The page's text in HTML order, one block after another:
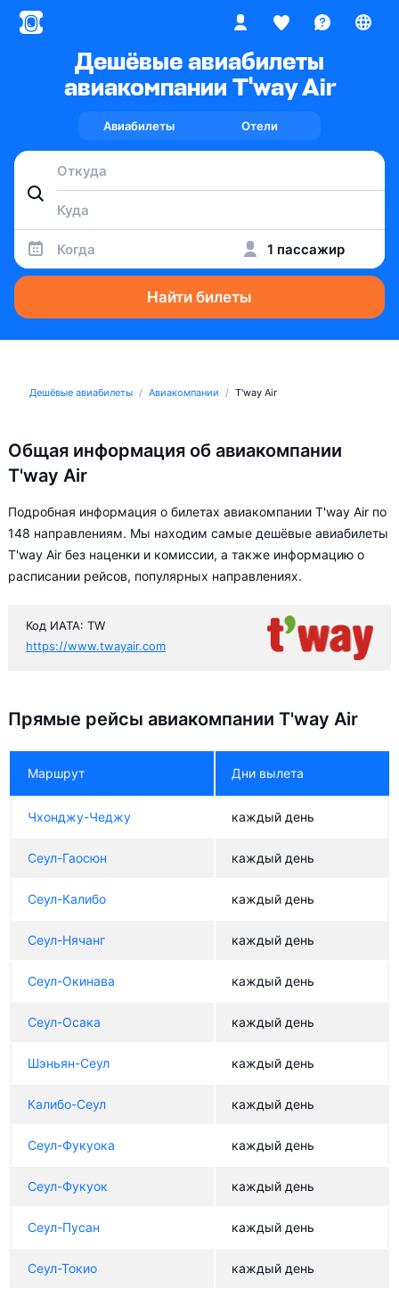
Дешёвые авиабилеты
авиакомпании T'way Air
Авиабилеты Отели
Когда 1 пассажир
Найти билеты
Дешёвые авиабилеты Авиакомпании T'way Air
Общая информация об авиакомпании
T'way Air
Подробная информация о билетах авиакомпании T'way Air по
148 направлениям. Мы находим самые дешёвые авиабилеты
T'way Air без наценки и комиссии, а также информацию о
расписании рейсов, популярных направлениях.
Код ИАТА: TW
https://www.twayair.com
Прямые рейсы авиакомпании T'way Air
Маршрут Дни вылета
Чхонджу-Чеджу каждый день
Сеул-Гаосюн каждый день
Сеул-Калибо каждый день
Сеул-Нячанг каждый день
Сеул-Окинава каждый день
Сеул-Осака каждый день
Шэньян-Сеул каждый день
Калибо-Сеул каждый день
Сеул-Фукуока каждый день
Сеул-Фукуок каждый день
Сеул-Пусан каждый день
Сеул-Токио каждый день